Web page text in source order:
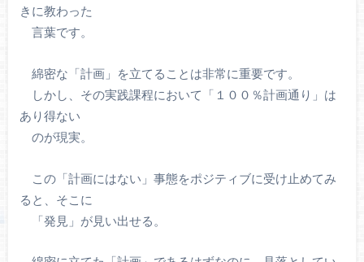
きに教わった
言葉です。
綿密な「計画」を立てることは非常に重要です。
しかし、その実践課程において「１００％計画通り」は
あり得ない
のが現実。
この「計画にはない」事態をポジティブに受け止めてみ
ると、そこに
「発見」が見い出せる。